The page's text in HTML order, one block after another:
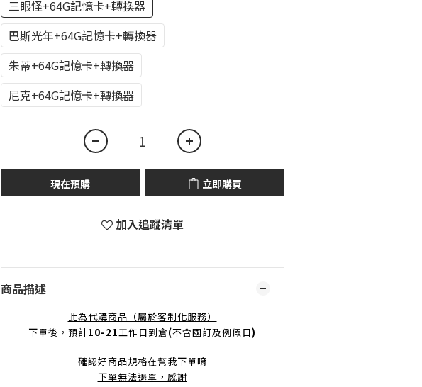
三眼怪+64G記憶卡+轉換器
巴斯光年+64G記憶卡+轉換器
朱蒂+64G記憶卡+轉換器
尼克+64G記憶卡+轉換器
現在預購 立即購買
加入追蹤清單
商品描述
此為代購商品（屬於客制化服務）
下單後，預計10-21工作日到倉(不含國訂及例假日)
確認好商品規格在幫我下單唷
下單無法退單，感謝